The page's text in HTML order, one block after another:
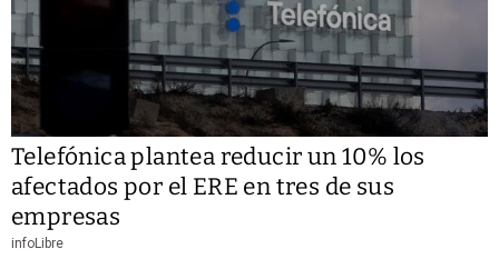
Telefónica plantea reducir un 10% los
afectados por el ERE en tres de sus
empresas
infoLibre